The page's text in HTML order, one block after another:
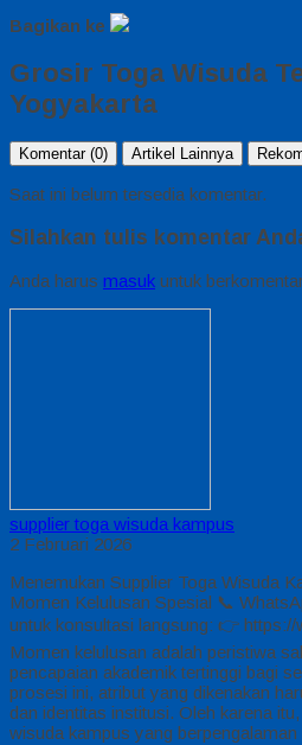
Bagikan ke
Grosir Toga Wisuda
Yogyakarta
Komentar (0) Artikel Lainnya
Saat ini belum tersedia komentar.
Silahkan tulis komentar
Anda harus masuk untuk
supplier toga wisuda kampus
2 Februari 2026
Menemukan Supplier Toga Wisuda
Momen Kelulusan Spesial 📞
untuk konsultasi langsung: 👉 https://
Momen kelulusan adalah peristiwa
pencapaian akademik tertinggi bagi
prosesi ini, atribut yang dikenakan
dan identitas institusi. Oleh karena
wisuda kampus yang